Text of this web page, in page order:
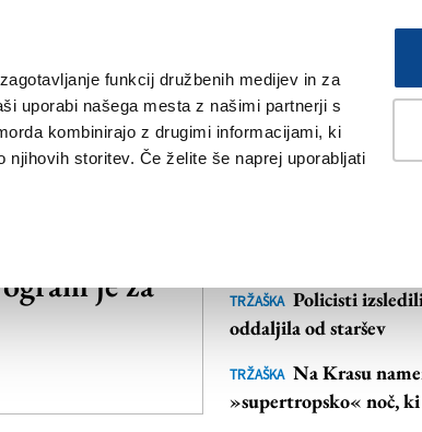
funkcij družbenih medijev in za
uporabi našega mesta z našimi partnerji s
kombinirajo z drugimi informacijami, ki
storitev. Če želite še naprej uporabljati
KULTURA ŠPORT ŠE
je za
TRŽAŠKA Policisti
oddaljila od staršev
TRŽAŠKA Na Krasu
»supertropsko« noč,